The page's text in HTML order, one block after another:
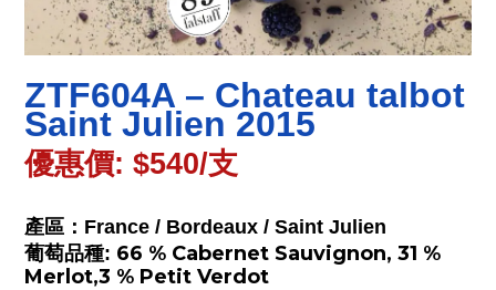
ZTF604A – Chateau talbot
Saint Julien 2015
優惠價: $540/支
產區：France / Bordeaux / Saint Julien
葡萄品種: 66 % Cabernet Sauvignon, 31 %
Merlot,3 % Petit Verdot